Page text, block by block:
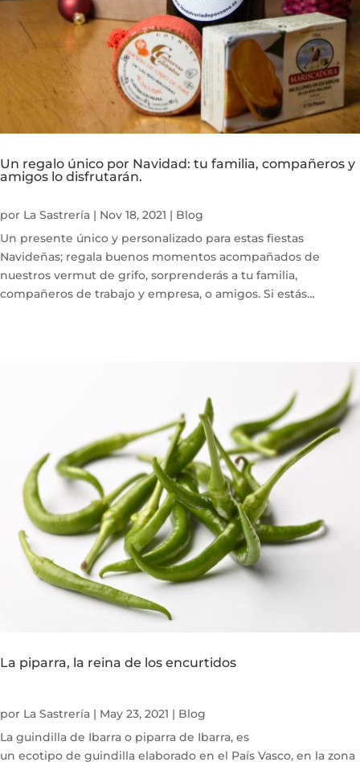
Un regalo único por Navidad: tu familia, compañeros y
amigos lo disfrutarán.
por La Sastrería | Nov 18, 2021 | Blog
Un presente único y personalizado para estas fiestas
Navideñas; regala buenos momentos acompañados de
nuestros vermut de grifo, sorprenderás a tu familia,
compañeros de trabajo y empresa, o amigos. Si estás
La piparra, la reina de los encurtidos
por La Sastrería | May 23, 2021 | Blog
La guindilla de Ibarra o piparra de Ibarra, es
un ecotipo de guindilla elaborado en el País Vasco, en la zona